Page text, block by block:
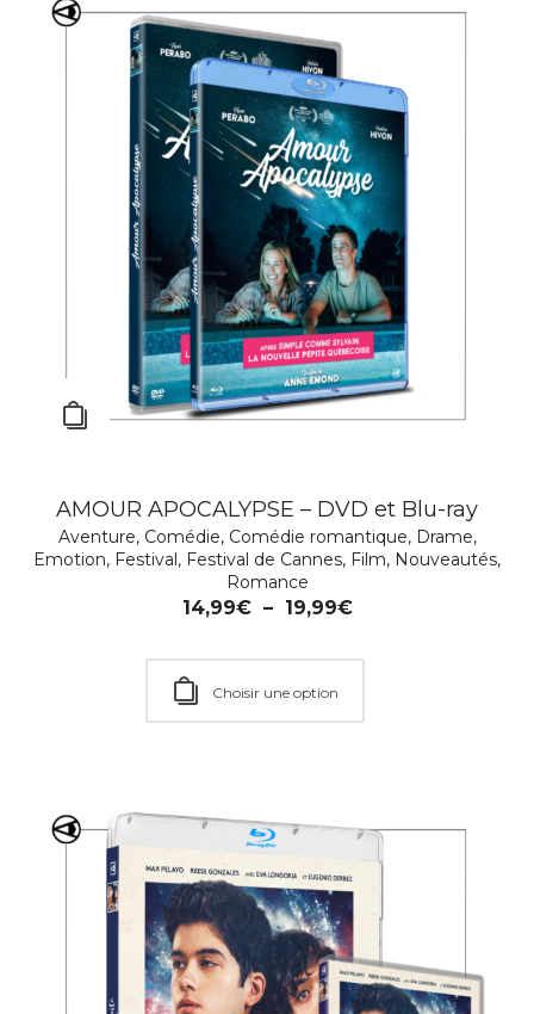
AMOUR APOCALYPSE – DVD et Blu-ray
Aventure, Comédie, Comédie romantique, Drame,
Emotion, Festival, Festival de Cannes, Film, Nouveautés,
Romance
14,99€ – 19,99€
Choisir une option
THE SHAMELESS – DVD
Drame,Emotion,Festival ,Festival de Cannes,Film,Portraits
de femmes, Romance,Thriller
14,99€